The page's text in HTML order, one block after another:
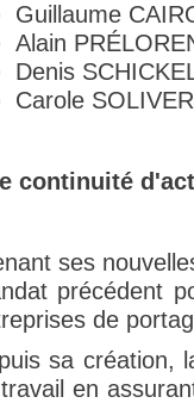
Guillaume
Alain
Denis
Carole
continuité
ses
précédent
de
sa création,
en